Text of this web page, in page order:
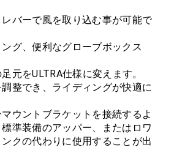
バーで風を取り込む事が可能で
グ、便利なグローブボックス
元をULTRA仕様に変えます。
整でき、ライディングが快適に
ウントブラケットを接続するよ
準装備のアッパー、またはロワ
クの代わりに使用することが出